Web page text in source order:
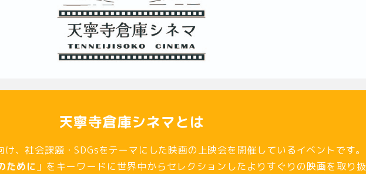
天寧寺倉庫シネマとは
、社会課題・SDGsをテーマにした映画の上映会を開催しているイベントです。
ために 」をキーワードに世界中からセレクションしたよりすぐりの映画を取り扱